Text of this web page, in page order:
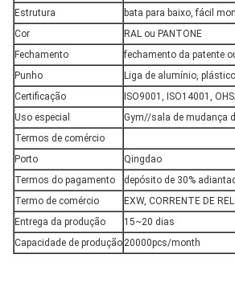
Estrutura
bata para baixo, fácil
Cor
RAL ou PANTONE
Fechamento
fechamento da patente
Punho
Liga de alumínio,
Certificação
ISO9001, ISO14001,
Uso especial
Gym//sala de mudança
Termos de comércio
Porto
Qingdao
Termos do pagamento
depósito de 30%
Termo de comércio
EXW, CORRENTE DE
Entrega da produção
15~20 dias
Capacidade de produção20000pcs/month